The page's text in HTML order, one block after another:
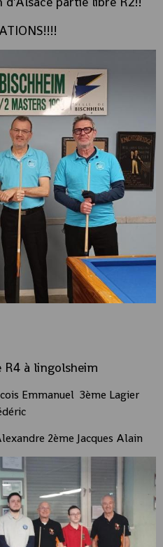
à lingolsheim
Emmanuel 3ème Lagier
2ème Jacques Alain